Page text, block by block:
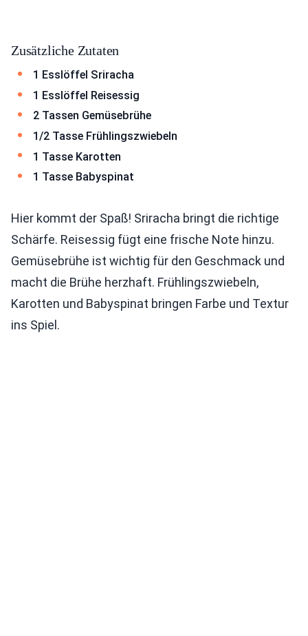
Zusätzliche Zutaten
1 Esslöffel Sriracha
1 Esslöffel Reisessig
2 Tassen Gemüsebrühe
1/2 Tasse Frühlingszwiebeln
1 Tasse Karotten
1 Tasse Babyspinat
Hier kommt der Spaß! Sriracha bringt die richtige
Schärfe. Reisessig fügt eine frische Note hinzu.
Gemüsebrühe ist wichtig für den Geschmack und
macht die Brühe herzhaft. Frühlingszwiebeln,
Karotten und Babyspinat bringen Farbe und Textur
ins Spiel.